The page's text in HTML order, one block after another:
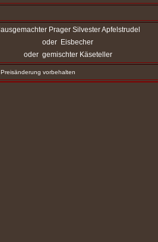
Prager Silvester Apfelstrudel
oder Eisbecher
oder gemischter Käseteller
vorbehalten